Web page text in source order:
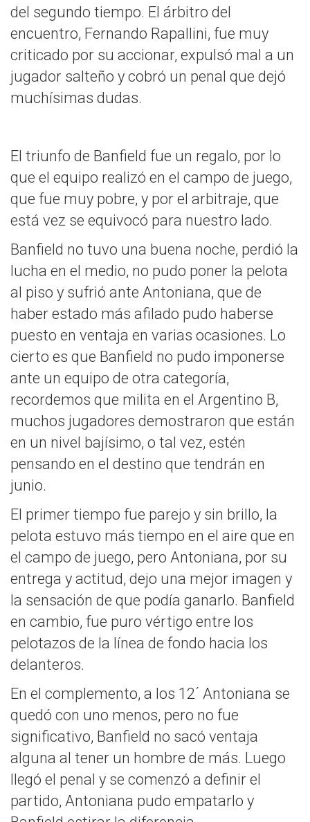
del segundo tiempo. El árbitro del
encuentro, Fernando Rapallini, fue muy
criticado por su accionar, expulsó mal a un
jugador salteño y cobró un penal que dejó
muchísimas dudas.
El triunfo de Banfield fue un regalo, por lo
que el equipo realizó en el campo de juego,
que fue muy pobre, y por el arbitraje, que
está vez se equivocó para nuestro lado.
Banfield no tuvo una buena noche, perdió la
lucha en el medio, no pudo poner la pelota
al piso y sufrió ante Antoniana, que de
haber estado más afilado pudo haberse
puesto en ventaja en varias ocasiones. Lo
cierto es que Banfield no pudo imponerse
ante un equipo de otra categoría,
recordemos que milita en el Argentino B,
muchos jugadores demostraron que están
en un nivel bajísimo, o tal vez, estén
pensando en el destino que tendrán en
junio.
El primer tiempo fue parejo y sin brillo, la
pelota estuvo más tiempo en el aire que en
el campo de juego, pero Antoniana, por su
entrega y actitud, dejo una mejor imagen y
la sensación de que podía ganarlo. Banfield
en cambio, fue puro vértigo entre los
pelotazos de la línea de fondo hacia los
delanteros.
En el complemento, a los 12´ Antoniana se
quedó con uno menos, pero no fue
significativo, Banfield no sacó ventaja
alguna al tener un hombre de más. Luego
llegó el penal y se comenzó a definir el
partido, Antoniana pudo empatarlo y